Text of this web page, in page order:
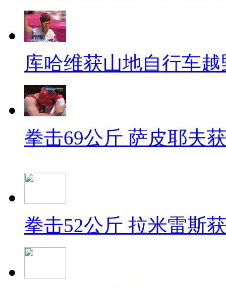
库哈维获山地自行车
拳击69公斤 萨皮耶夫
拳击52公斤 拉米雷斯